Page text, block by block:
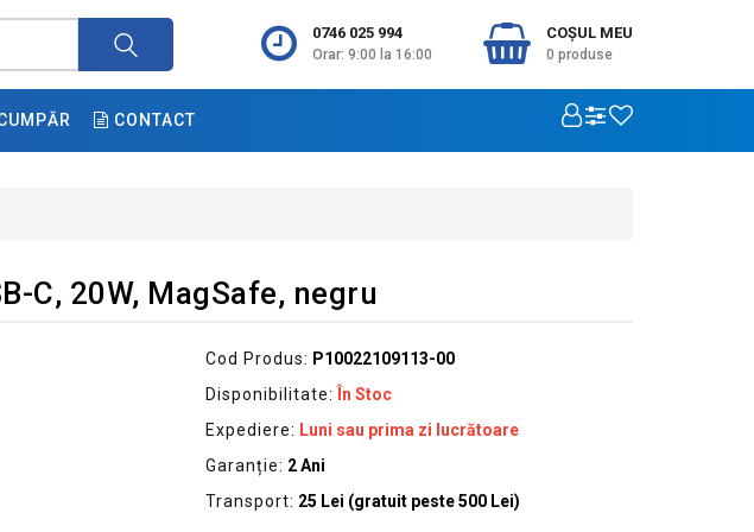
0746 025 994
Orar: 9:00 la 16:00
COŞUL MEU
0 produse
CONTACT
C, 20W, MagSafe, negru
Cod Produs: P10022109113-00
Disponibilitate:
În Stoc
Expediere: Luni sau prima zi lucrătoare
Garanție: 2 Ani
Transport: 25 Lei (gratuit peste 500 Lei)